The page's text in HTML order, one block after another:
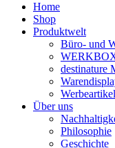
Home
Shop
Produktwelt
Büro- und
destinature
Werbeartikel
Über uns
Philosophie
Geschichte